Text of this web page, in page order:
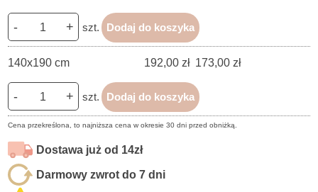
- + szt. Dodaj do koszyka
140x190 cm 192,00 zł 173,00 zł
- + szt. Dodaj do koszyka
Cena przekreślona, to najniższa cena w okresie 30 dni przed obniżką.
Dostawa już od 14zł
Darmowy zwrot do 7 dni